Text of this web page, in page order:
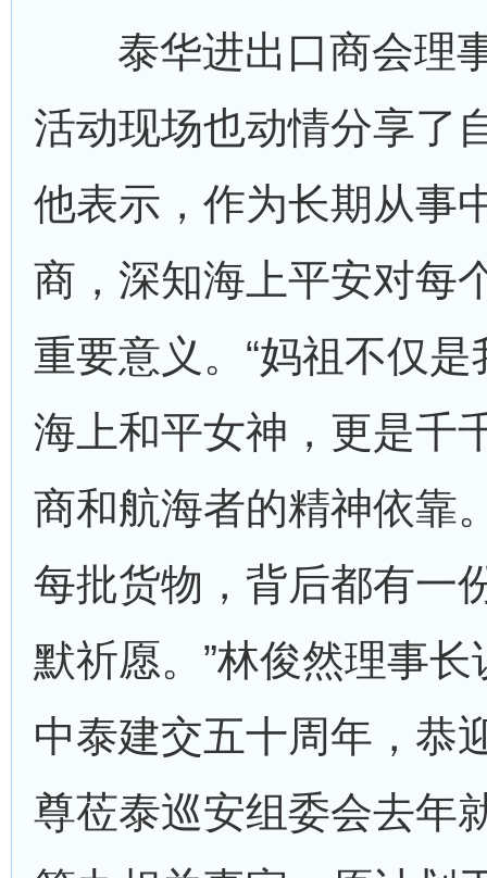
泰华进出口商会理
活动现场也动情分享了
他表示，作为长期从事
商，深知海上平安对每
重要意义。“妈祖不仅
海上和平女神，更是千
商和航海者的精神依靠
每批货物，背后都有一
默祈愿。”林俊然理事
中泰建交五十周年，恭
尊莅泰巡安组委会去年